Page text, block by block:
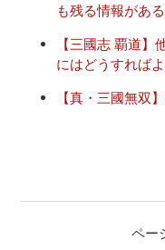
も残る情報があ
【三國志 覇道
にはどうすれば
【真・三國無双
ペー